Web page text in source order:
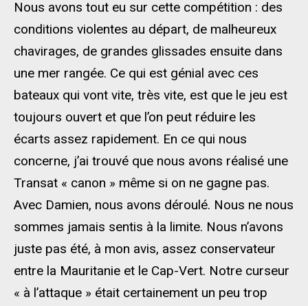
Nous avons tout eu sur cette compétition : des
conditions violentes au départ, de malheureux
chavirages, de grandes glissades ensuite dans
une mer rangée. Ce qui est génial avec ces
bateaux qui vont vite, très vite, est que le jeu est
toujours ouvert et que l’on peut réduire les
écarts assez rapidement. En ce qui nous
concerne, j’ai trouvé que nous avons réalisé une
Transat « canon » même si on ne gagne pas.
Avec Damien, nous avons déroulé. Nous ne nous
sommes jamais sentis à la limite. Nous n’avons
juste pas été, à mon avis, assez conservateur
entre la Mauritanie et le Cap-Vert. Notre curseur
« à l’attaque » était certainement un peu trop